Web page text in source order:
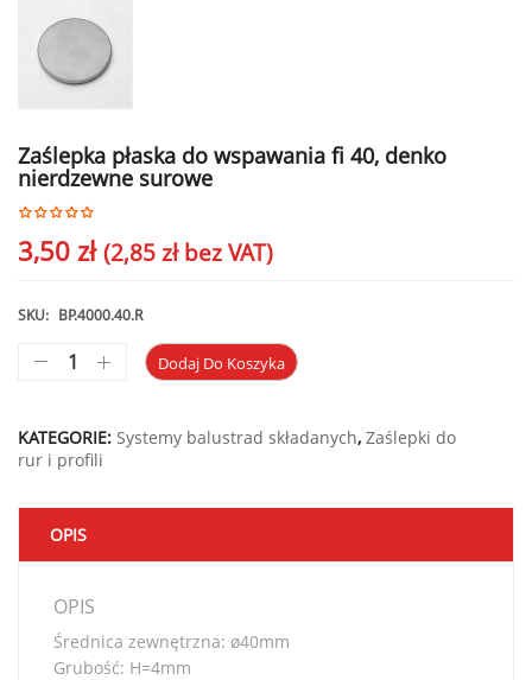
Zaślepka płaska do wspawania fi 40, denko
nierdzewne surowe
3,50 zł (2,85 złbez VAT)
SKU: BP.4000.40.R
Dodaj Do Koszyka
KATEGORIE: Systemy balustrad składanych, Zaślepki do
rur i profili
OPIS
OPIS
Średnica zewnętrzna: ø40mm
Grubość: H=4mm